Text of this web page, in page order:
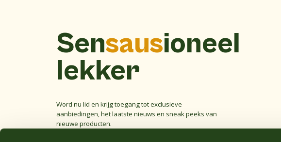
Sensausioneel
lekker
Word nu lid en krijg toegang tot exclusieve
aanbiedingen, het laatste nieuws en sneak peeks van
nieuwe producten.